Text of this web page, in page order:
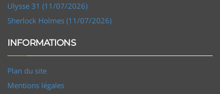
Ulysse 31 (11/07/2026)
Sherlock Holmes (11/07/2026)
INFORMATIONS
Plan du site
Mentions légales